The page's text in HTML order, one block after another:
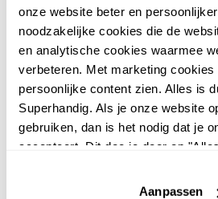
onze website beter en
noodzakelijke cookies die de
en analytische cookies waarmee
verbeteren. Met marketing cookies
persoonlijke content zien. Alles is
Superhandig. Als je onze website
gebruiken, dan is het nodig dat je
accepteert. Dit doe je door op
website niet optimaal functioneert.
Aanpassen